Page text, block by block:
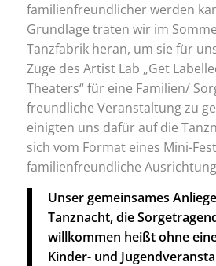
familienfreundlicher werden
Grundlage traten wir im
Tanzfabrik heran, um sie für
Zuge des Artist Lab „Get
Theaters“ für eine Familien/
freundliche Veranstaltung zu
einigten uns dafür auf die
sich vom Format eines Mini-
familienfreundliche
Unser gemeinsames
Tanznacht, die
willkommen heißt ohne
Kinder- und